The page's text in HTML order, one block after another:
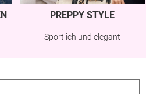
PREPPY STYLE
Sportlich und elegant